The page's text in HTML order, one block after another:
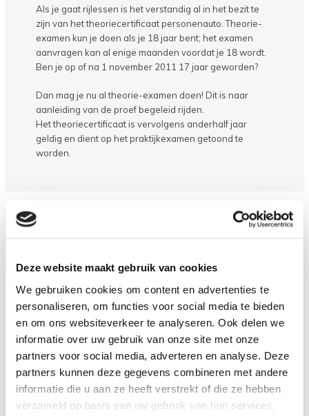
Deze website maakt gebruik van cookies
We gebruiken cookies om content en advertenties te
personaliseren, om functies voor social media te bieden
en om ons websiteverkeer te analyseren. Ook delen we
informatie over uw gebruik van onze site met onze
partners voor social media, adverteren en analyse. Deze
partners kunnen deze gegevens combineren met andere
informatie die u aan ze heeft verstrekt of die ze hebben
verzameld op basis van uw gebruik van hun services.
Als je gaat rijlessen is het verstandig al in het bezit te
zijn van het theoriecertificaat personenauto. Theorie-
examen kun je doen als je 18 jaar bent; het examen
aanvragen kan al enige maanden voordat je 18 wordt.
Ben je op of na 1 november 2011 17 jaar geworden?
Dan mag je nu al theorie-examen doen! Dit is naar
aanleiding van de proef begeleid rijden.
Het theoriecertificaat is vervolgens anderhalf jaar
geldig en dient op het praktijkexamen getoond te
worden.
patroon van verrichtingen leren met de auto en het
overige verkeer om te gaan. Dit zal hoofdzakelijk
plaatsvinden in regio Alkmaar, waar ook het
praktijkexamen zal plaatsvinden. Uiteraard wordt
tijdens de lessen ook in andere regio’s zoals Haarlem,
Schiphol en Hoorn gereden.
verkeerssituaties en zorgen er zo voor dat je daarmee